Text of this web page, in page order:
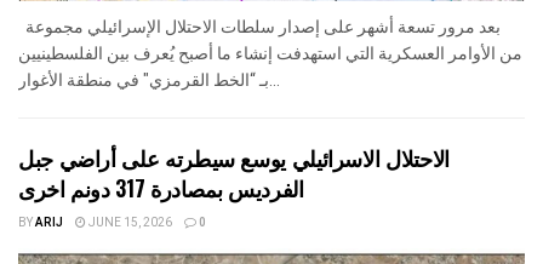
من الأوامر العسكرية التي استهدفت إنشاء ما أصبح يُعرف بين الفلسطينيين
الاحتلال الاسرائيلي يوسع سيطرته على أراضي جبل
الفرديس بمصادرة 317 دونم اخرى
BYARIJ JUNE 15, 2026 0